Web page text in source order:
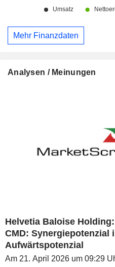
Mehr Finanzdaten
Analysen / Meinungen
Helvetia Baloise
CMD: Synergiepotenzial
Aufwärtspotenzial
Am 21. April 2026 um 09:29